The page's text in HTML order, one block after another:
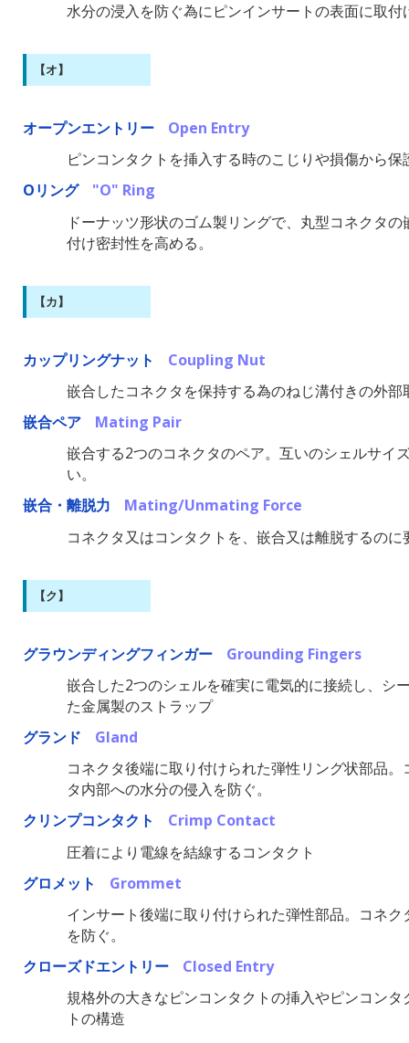
水分の浸入を防ぐ為にピンインサートの表面に取付
【オ】
オープンエントリー
Open Entry
ピンコンタクトを挿入する時のこじりや損傷から
Oリング
"O" Ring
ドーナッツ形状のゴム製リングで、丸型コネクタ
付け密封性を高める。
【カ】
カップリングナット
Coupling Nut
嵌合したコネクタを保持する為のねじ溝付きの外部
嵌合ペア
Mating Pair
嵌合する2つのコネクタのペア。互いのシェルサイ
い。
嵌合・離脱力
Mating/Unmating Force
コネクタ又はコンタクトを、嵌合又は離脱するのに
【ク】
グラウンディングフィンガー
Grounding Fingers
嵌合した2つのシェルを確実に電気的に接続し、シ
た金属製のストラップ
グランド
Gland
コネクタ後端に取り付けられた弾性リング状部品
タ内部への水分の侵入を防ぐ。
クリンプコンタクト
Crimp Contact
圧着により電線を結線するコンタクト
グロメット
Grommet
インサート後端に取り付けられた弾性部品。コネ
を防ぐ。
クローズドエントリー
Closed Entry
規格外の大きなピンコンタクトの挿入やピンコン
トの構造